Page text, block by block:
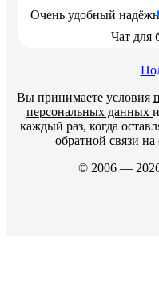
Очень удобный
Чат для
Вы принимаете условия
персональных данных и
каждый раз, когда
обратной связи
© 2006 —